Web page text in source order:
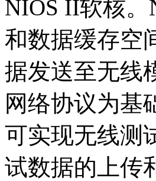
NIOS II软核
和数据缓存空
据发送至无线
网络协议为基
可实现无线测
试数据的上传